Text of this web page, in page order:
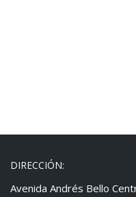
DIRECCIÓN:
Avenida Andrés Bello